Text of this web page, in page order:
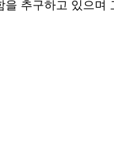
을 추구하고 있으며